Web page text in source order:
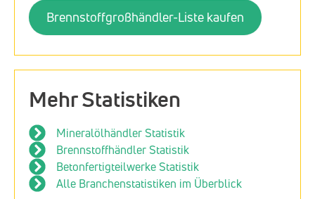
Brennstoffgroßhändler-Liste kaufen
Mehr Statistiken
Mineralölhändler Statistik
Brennstoffhändler Statistik
Betonfertigteilwerke Statistik
Alle Branchenstatistiken im Überblick